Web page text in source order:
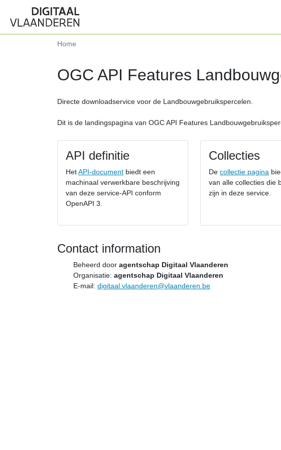
Home
OGC API Features
Directe downloadservice voor de Landbouwgebruikspercelen.
Dit is de landingspagina van OGC API Features
API definitie
HetAPI-document biedt een
machinaal verwerkbare beschrijving
van deze service-API conform
OpenAPI 3.
Collecties
De collectie pagina
van alle collecties die
zijn in deze service.
Contact information
Beheerd door agentschap Digitaal Vlaanderen
Organisatie: agentschap Digitaal Vlaanderen
E-mail: digitaal.vlaanderen@vlaanderen.be